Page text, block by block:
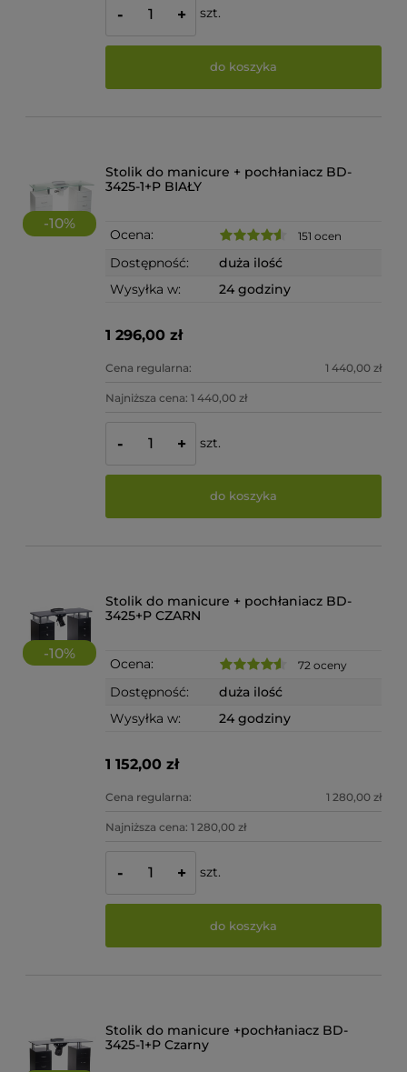
- + szt.
do koszyka
-10%
Stolik do manicure + pochłaniacz BD-
3425-1+P BIAŁY
Ocena: 151 ocen
Dostępność:
duża ilość
Wysyłka w:
24 godziny
1 296,00 zł
Cena regularna: 1 440,00 zł
Najniższa cena:1 440,00 zł
- + szt.
do koszyka
-10%
Stolik do manicure + pochłaniacz BD-
3425+P CZARN
Ocena: 72 oceny
Dostępność:
duża ilość
Wysyłka w:
24 godziny
1 152,00 zł
Cena regularna: 1 280,00 zł
Najniższa cena:1 280,00 zł
- + szt.
do koszyka
Stolik do manicure +pochłaniacz BD-
3425-1+P Czarny